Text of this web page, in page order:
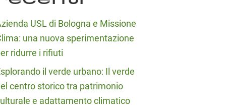
USL di Bologna e Missione
una nuova sperimentazione
ridurre i rifiuti
il verde urbano: Il verde
centro storico tra patrimonio
e adattamento climatico